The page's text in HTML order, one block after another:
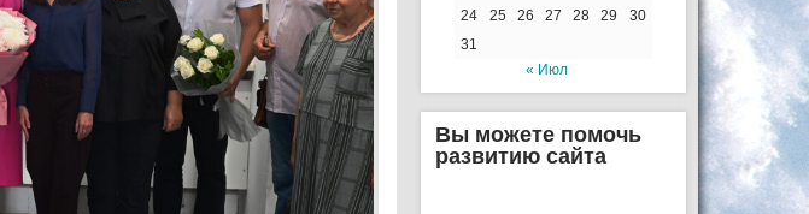
24
25 26 27 28 29
30
31
« Июл
Вы можете помочь
развитию сайта